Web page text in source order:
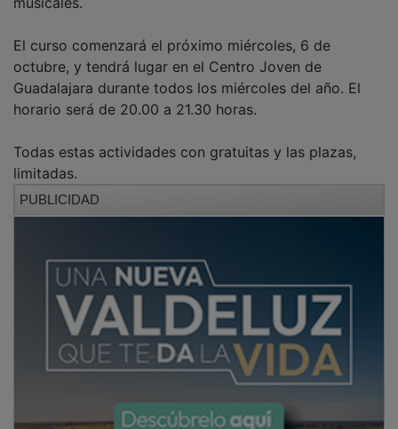
octubre, y tendrá lugar en el Centro Joven de
Guadalajara durante todos los miércoles del año. El
horario será de 20.00 a 21.30 horas.
limitadas.